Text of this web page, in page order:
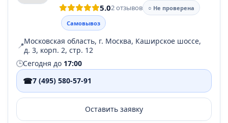
5.02 отзывов
○ Не проверена
Самовывоз
📍Московская область, г. Москва, Каширское шоссе,
д. 3, корп. 2, стр. 12
🕒Сегодня до 17:00
☎7 (495) 580-57-91
Оставить заявку